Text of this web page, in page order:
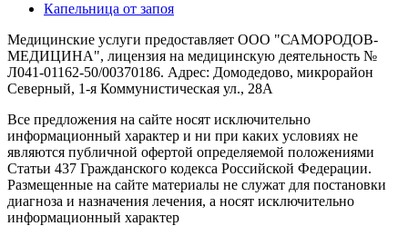
Капельница от запоя
Медицинские услуги предоставляет ООО "САМОРОДОВ-
МЕДИЦИНА", лицензия на медицинскую деятельность №
Л041-01162-50/00370186. Адрес: Домодедово, микрорайон
Северный, 1-я Коммунистическая ул., 28А
Все предложения на сайте носят исключительно
информационный характер и ни при каких условиях не
являются публичной офертой определяемой положениями
Статьи 437 Гражданского кодекса Российской Федерации.
Размещенные на сайте материалы не служат для постановки
диагноза и назначения лечения, а носят исключительно
информационный характер